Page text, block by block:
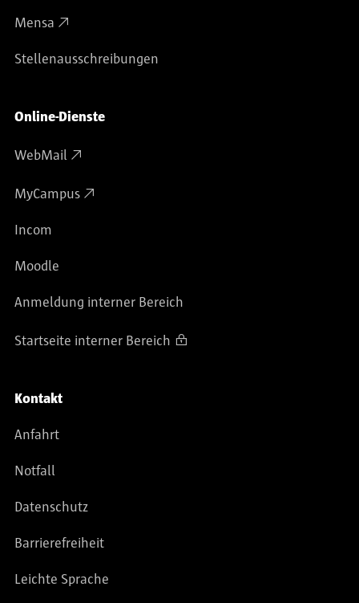
Mensa
Stellenausschreibungen
Online-Dienste
WebMail
MyCampus
Incom
Moodle
Anmeldung interner Bereich
Startseite interner Bereich
Kontakt
Anfahrt
Notfall
Datenschutz
Barrierefreiheit
Leichte Sprache